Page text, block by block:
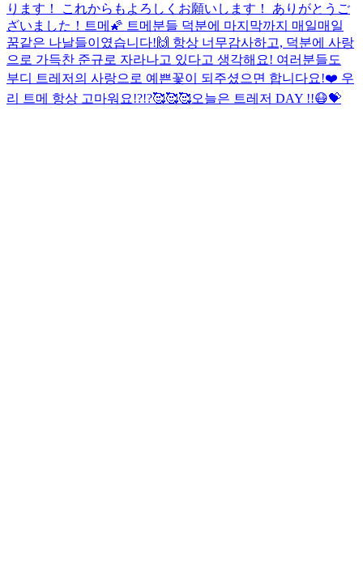
ります！ これからもよろしくお願いします！ ありがとうご
ざいました！ 트메🌠 트메분들 덕분에 마지막까지 매일매일
꿈같은 나날들이였습니다!🙌 항상 너무감사하고, 덕분에 사랑
으로 가득찬 준규로 자라나고 있다고 생각해요! 여러분들도
부디 트레저의 사랑으로 예쁜꽃이 되주셨으면 합니다요!❤️ 우
리 트메 항상 고마워요!?!?🥰🥰🥰오늘은 트레저 DAY !!😷💝